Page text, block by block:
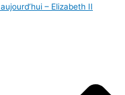
– Elizabeth II